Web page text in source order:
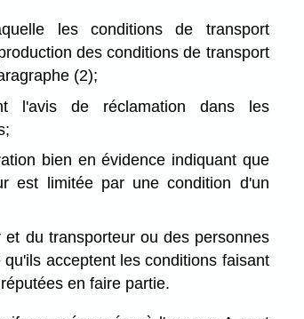
les conditions de transport
des conditions de transport
(2);
l'avis de réclamation dans les
bien en évidence indiquant que
est limitée par une condition d'un
et du transporteur ou des personnes
acceptent les conditions faisant
en faire partie.